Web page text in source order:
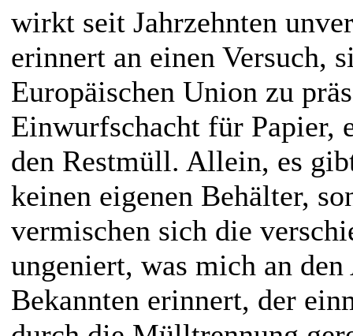
wirkt seit Jahrzehnten
erinnert an einen Versuch,
Europäischen Union zu
Einwurfschacht für Papier,
den Restmüll. Allein, es
keinen eigenen Behälter,
vermischen sich die
ungeniert, was mich an
Bekannten erinnert, der